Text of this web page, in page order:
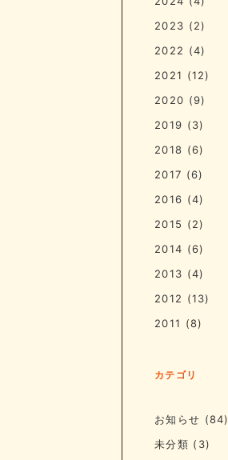
2023 (2)
2022 (4)
2021 (12)
2020 (9)
2019 (3)
2018 (6)
2017 (6)
2016 (4)
2015 (2)
2014 (6)
2013 (4)
2012 (13)
2011 (8)
カテゴリ
お知らせ (84)
未分類 (3)